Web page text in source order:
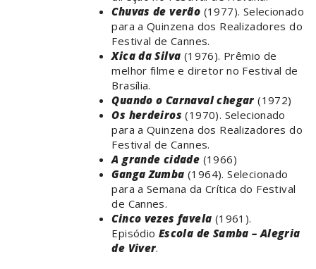
Chuvas de verão (1977). Selecionado
para a Quinzena dos Realizadores do
Festival de Cannes.
Xica da Silva (1976). Prêmio de
melhor filme e diretor no Festival de
Brasília.
Quando o Carnaval chegar (1972)
Os herdeiros (1970). Selecionado
para a Quinzena dos Realizadores do
Festival de Cannes.
A grande cidade (1966)
Ganga Zumba (1964). Selecionado
para a Semana da Crítica do Festival
de Cannes.
Cinco vezes favela (1961).
Episódio Escola de Samba – Alegria
de Viver.